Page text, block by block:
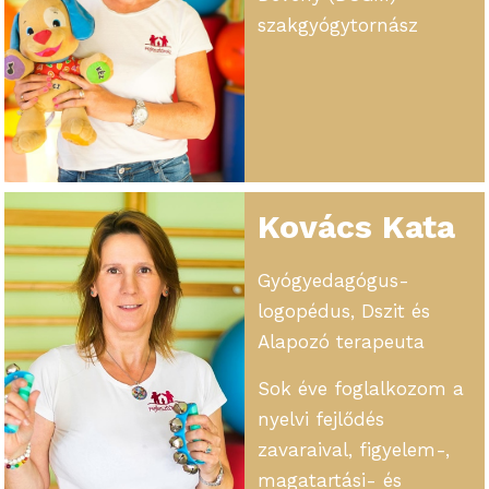
gyermekeket
szakgyógytornász
Kovács Kata
Gyógyedagógus-
logopédus, Dszit és
Alapozó terapeuta
Sok éve foglalkozom a
nyelvi fejlődés
zavaraival, figyelem-,
magatartási- és